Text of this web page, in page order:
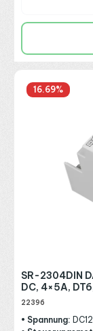
16.69%
SR-2304DIN
DC, 4×5A,
22396
• Spannung: